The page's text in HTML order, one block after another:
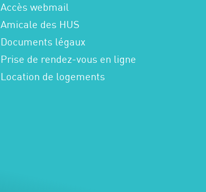
Accès webmail
Amicale des HUS
Documents légaux
Prise de rendez-vous en ligne
Location de logements